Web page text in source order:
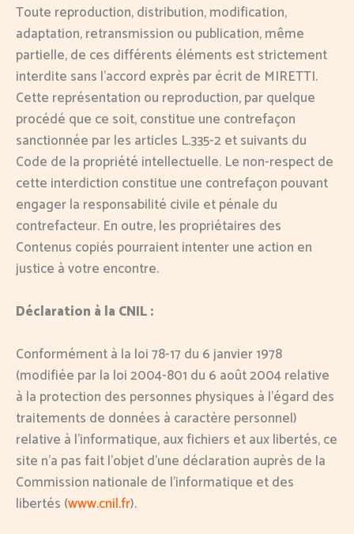
Toute reproduction, distribution, modification,
adaptation, retransmission ou publication, même
partielle, de ces différents éléments est strictement
interdite sans l’accord exprès par écrit de MIRETTI.
Cette représentation ou reproduction, par quelque
procédé que ce soit, constitue une contrefaçon
sanctionnée par les articles L.335-2 et suivants du
Code de la propriété intellectuelle. Le non-respect de
cette interdiction constitue une contrefaçon pouvant
engager la responsabilité civile et pénale du
contrefacteur. En outre, les propriétaires des
Contenus copiés pourraient intenter une action en
justice à votre encontre.
Déclaration à la CNIL :
Conformément à la loi 78-17 du 6 janvier 1978
(modifiée par la loi 2004-801 du 6 août 2004 relative
à la protection des personnes physiques à l’égard des
traitements de données à caractère personnel)
relative à l’informatique, aux fichiers et aux libertés, ce
site n’a pas fait l’objet d’une déclaration auprès de la
Commission nationale de l’informatique et des
libertés (www.cnil.fr).